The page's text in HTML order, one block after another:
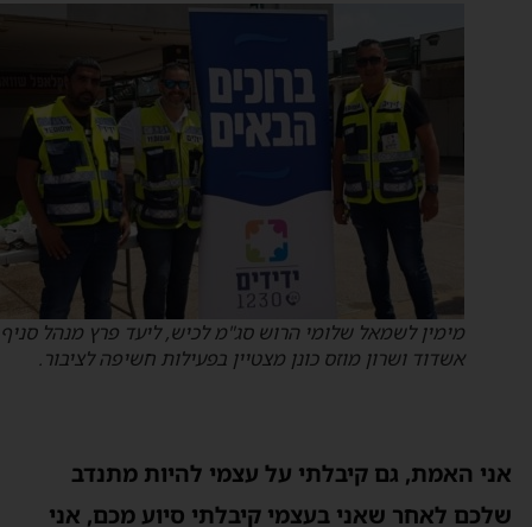
מימין לשמאל שלומי הרוש סג"מ לכיש, ליעד פרץ מנהל סניף
אשדוד ושרון מוזס כונן מצטיין בפעילות חשיפה לציבור.
אני האמת, גם קיבלתי על עצמי להיות מתנדב
שלכם לאחר שאני בעצמי קיבלתי סיוע מכם, אני